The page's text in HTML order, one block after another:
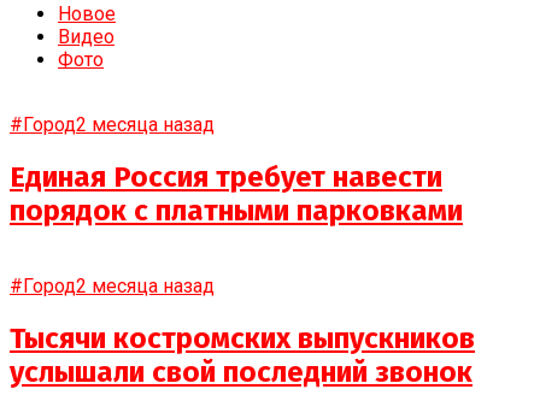
Новое
Видео
Фото
#Город2 месяца назад
Единая Россия требует навести
порядок с платными парковками
#Город2 месяца назад
Тысячи костромских выпускников
услышали свой последний звонок